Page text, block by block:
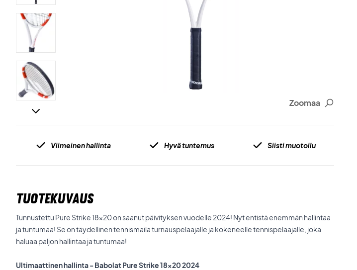
Zoomaa
Viimeinen hallinta Hyvä tuntemus Siisti muotoilu
TUOTEKUVAUS
Tunnustettu Pure Strike 18x20 on saanut päivityksen vuodelle 2024! Nyt entistä enemmän hallintaa
ja tuntumaa! Se on täydellinen tennismaila turnauspelaajalle ja kokeneelle tennispelaajalle, joka
haluaa paljon hallintaa ja tuntumaa!
Ultimaattinen hallinta - Babolat Pure Strike 18x20 2024